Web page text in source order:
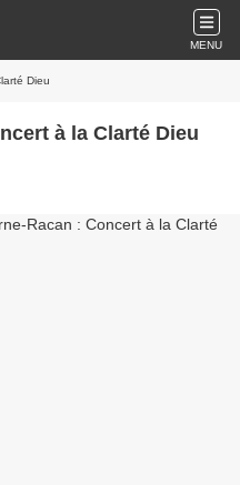
MENU
Dieu
à la Clarté Dieu